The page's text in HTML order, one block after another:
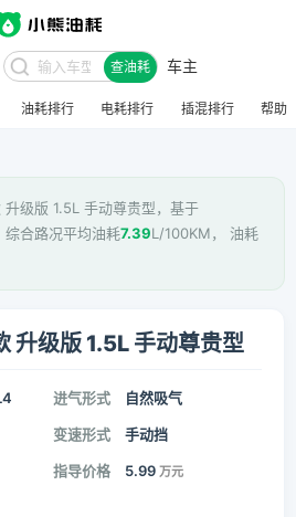
查油耗 车主
油耗排行 电耗排行 插混排行 帮助
级版 1.5L 手动尊贵型，基于
综合路况平均油耗7.39L/100KM， 油耗
升级版 1.5L 手动尊贵型
进气形式 自然吸气
变速形式 手动挡
指导价格 5.99 万元